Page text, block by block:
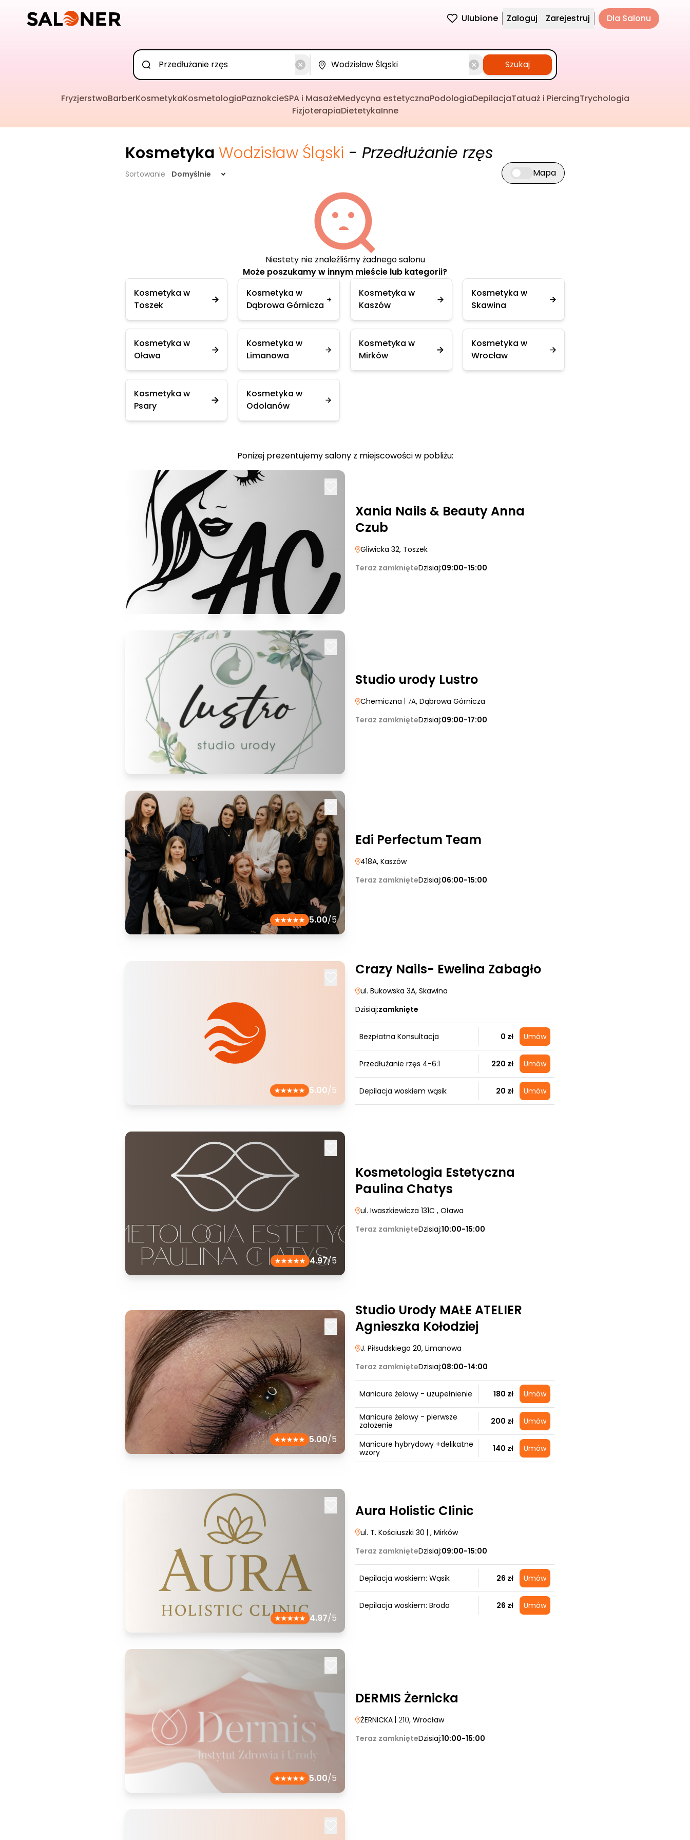
Ulubione Zaloguj Zarejestruj Dla Salonu
Szukaj
FryzjerstwoBarberKosmetykaKosmetologiaPaznokcieSPA i MasażeMedycyna estetycznaPodologiaDepilacjaTatuaż i PiercingTrychologia
FizjoterapiaDietetykaInne
Kosmetyka Wodzisław Śląski - Przedłużanie rzęs
Sortowanie Domyślnie Przełącz widok mapy
Mapa
Niestety nie znaleźliśmy żadnego salonu
Może poszukamy w innym mieście lub kategorii?
Kosmetyka w
Toszek
Kosmetyka w
Dąbrowa Górnicza
Kosmetyka w
Kaszów
Kosmetyka w
Skawina
Kosmetyka w
Oława
Kosmetyka w
Limanowa
Kosmetyka w
Mirków
Kosmetyka w
Wrocław
Kosmetyka w
Psary
Kosmetyka w
Odolanów
Poniżej prezentujemy salony z miejscowości w pobliżu:
Xania Nails & Beauty Anna
Czub
Gliwicka 32, Toszek
Teraz zamknięteDzisiaj:09:00-15:00
Studio urody Lustro
Chemiczna | 7A, Dąbrowa Górnicza
Teraz zamknięteDzisiaj:09:00-17:00
5.00/5
Edi Perfectum Team
418A, Kaszów
Teraz zamknięteDzisiaj:06:00-15:00
5.00/5
Crazy Nails- Ewelina Zabagło
ul. Bukowska 3A, Skawina
Dzisiaj:zamknięte
Bezpłatna Konsultacja 0 zł Umów
Przedłużanie rzęs 4-6:1 220 zł Umów
Depilacja woskiem wąsik 20 zł Umów
4.97/5
Kosmetologia Estetyczna
Paulina Chatys
ul. Iwaszkiewicza 131C , Oława
Teraz zamknięteDzisiaj:10:00-15:00
5.00/5
Studio Urody MAŁE ATELIER
Agnieszka Kołodziej
J. Piłsudskiego 20, Limanowa
Teraz zamknięteDzisiaj:08:00-14:00
Manicure żelowy - uzupełnienie 180 zł Umów
Manicure żelowy - pierwsze
założenie
200 zł Umów
Manicure hybrydowy +delikatne
wzory
140 zł Umów
4.97/5
Aura Holistic Clinic
ul. T. Kościuszki 30 | , Mirków
Teraz zamknięteDzisiaj:09:00-15:00
Depilacja woskiem: Wąsik 26 zł Umów
Depilacja woskiem: Broda 26 zł Umów
5.00/5
DERMIS Żernicka
ŻERNICKA | 210, Wrocław
Teraz zamknięteDzisiaj:10:00-15:00